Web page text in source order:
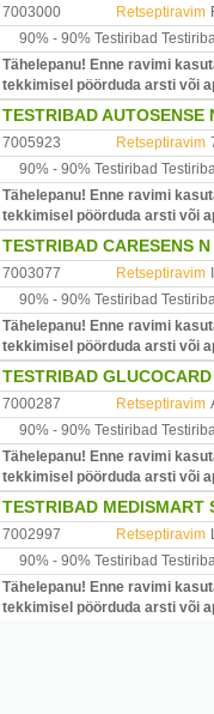
7003000 Retseptiravim
90% - 90% Testiribad
Tähelepanu! Enne ravimi
tekkimisel pöörduda arsti või
TESTRIBAD AUTOSENSE
7005923 Retseptiravim
90% - 90% Testiribad
Tähelepanu! Enne ravimi
tekkimisel pöörduda arsti või
TESTRIBAD CARESENS
7003077 Retseptiravim
90% - 90% Testiribad
Tähelepanu! Enne ravimi
tekkimisel pöörduda arsti või
TESTRIBAD
7000287 Retseptiravim
90% - 90% Testiribad
Tähelepanu! Enne ravimi
tekkimisel pöörduda arsti või
TESTRIBAD MEDISMART
7002997 Retseptiravim
90% - 90% Testiribad
Tähelepanu! Enne ravimi
tekkimisel pöörduda arsti või